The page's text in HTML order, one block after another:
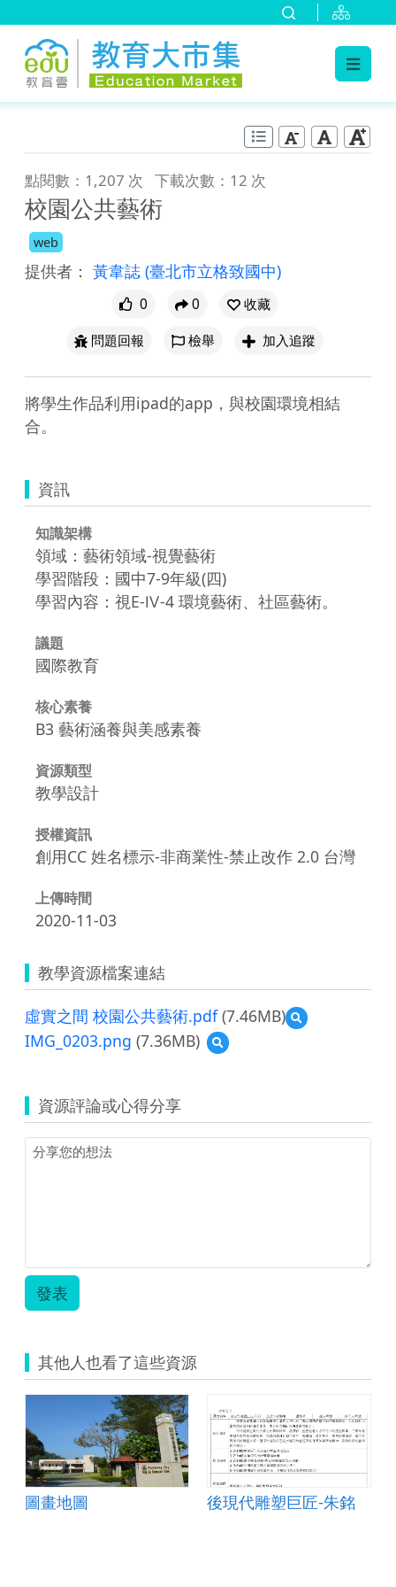
點閱數：1,207 次 下載次數：12 次
校園公共藝術
web
提供者： 黃韋誌 (臺北市立格致國中)
0 0
收藏
問題回報
檢舉 加入追蹤
將學生作品利用ipad的app，與校園環境相結
合。
資訊
知識架構
領域：藝術領域-視覺藝術
學習階段：國中7-9年級(四)
學習內容：視E-Ⅳ-4 環境藝術、社區藝術。
議題
國際教育
核心素養
B3 藝術涵養與美感素養
資源類型
教學設計
授權資訊
創用CC 姓名標示-非商業性-禁止改作 2.0 台灣
上傳時間
2020-11-03
教學資源檔案連結
虛實之間 校園公共藝術.pdf(7.46MB)
預
覽
園
IMG_0203.png (7.36MB)
預
覽
資源評論或心得分享
發表
其他人也看了這些資源
圖畫地圖 後現代雕塑巨匠-朱銘